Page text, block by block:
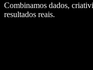
Combinamos dados,
resultados reais.